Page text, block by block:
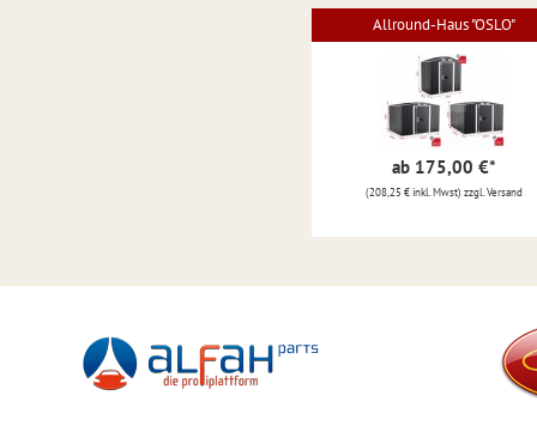
Allround-Haus "OSLO"
ab 175,00 €*
(208,25 € inkl. Mwst) zzgl. Versand